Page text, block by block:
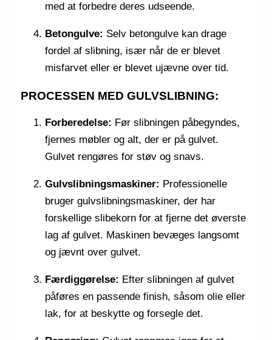
med at forbedre deres udseende.
Betongulve: Selv betongulve kan drage
fordel af slibning, især når de er blevet
misfarvet eller er blevet ujævne over tid.
PROCESSEN MED GULVSLIBNING:
Forberedelse: Før slibningen påbegyndes,
fjernes møbler og alt, der er på gulvet.
Gulvet rengøres for støv og snavs.
Gulvslibningsmaskiner: Professionelle
bruger gulvslibningsmaskiner, der har
forskellige slibekorn for at fjerne det øverste
lag af gulvet. Maskinen bevæges langsomt
og jævnt over gulvet.
Færdiggørelse: Efter slibningen af gulvet
påføres en passende finish, såsom olie eller
lak, for at beskytte og forsegle det.